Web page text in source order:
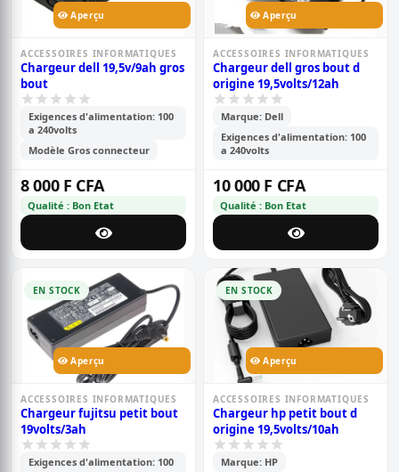
Aperçu
ACCESSOIRES INFORMATIQUES
Chargeur dell 19,5v/9ah gros
bout
Exigences d'alimentation: 100
a 240volts
Modèle Gros connecteur
8 000 F CFA
Qualité : Bon Etat
Aperçu
ACCESSOIRES INFORMATIQUES
Chargeur dell gros bout d
origine 19,5volts/12ah
Marque: Dell
Exigences d'alimentation: 100
a 240volts
10 000 F CFA
Qualité : Bon Etat
EN STOCK
Aperçu
ACCESSOIRES INFORMATIQUES
Chargeur fujitsu petit bout
19volts/3ah
Exigences d'alimentation: 100
EN STOCK
Aperçu
ACCESSOIRES INFORMATIQUES
Chargeur hp petit bout d
origine 19,5volts/10ah
Marque: HP